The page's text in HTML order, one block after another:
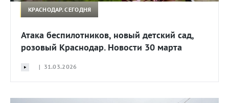
КРАСНОДАР. СЕГОДНЯ
Атака беспилотников, новый детский сад,
розовый Краснодар. Новости 30 марта
| 31.03.2026